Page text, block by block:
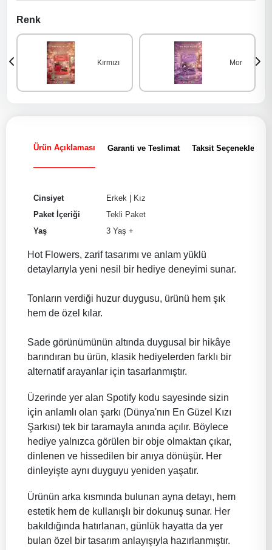
Renk
Kırmızı Mor
Ürün Açıklaması Garanti ve Teslimat Taksit Seçenekleri
Cinsiyet Erkek | Kız
Paket İçeriği
Tekli Paket
Yaş
3 Yaş +
Hot Flowers, zarif tasarımı ve anlam yüklü
detaylarıyla yeni nesil bir hediye deneyimi sunar.
Tonların verdiği huzur duygusu, ürünü hem şık
hem de özel kılar.
Sade görünümünün altında duygusal bir hikâye
barındıran bu ürün, klasik hediyelerden farklı bir
alternatif arayanlar için tasarlanmıştır.
Üzerinde yer alan Spotify kodu sayesinde sizin
için anlamlı olan şarkı (Dünya'nın En Güzel Kızı
Şarkısı) tek bir taramayla anında açılır. Böylece
hediye yalnızca görülen bir obje olmaktan çıkar,
dinlenen ve hissedilen bir anıya dönüşür. Her
dinleyişte aynı duyguyu yeniden yaşatır.
Ürünün arka kısmında bulunan ayna detayı, hem
estetik hem de kullanışlı bir dokunuş sunar. Her
bakıldığında hatırlanan, günlük hayatta da yer
bulan özel bir tasarım anlayışıyla hazırlanmıştır.